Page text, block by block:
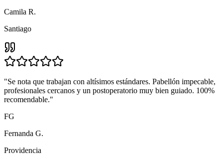
Camila R.
Santiago
"Se nota que trabajan con altísimos estándares. Pabellón impecable,
profesionales cercanos y un postoperatorio muy bien guiado. 100%
recomendable."
FG
Fernanda G.
Providencia